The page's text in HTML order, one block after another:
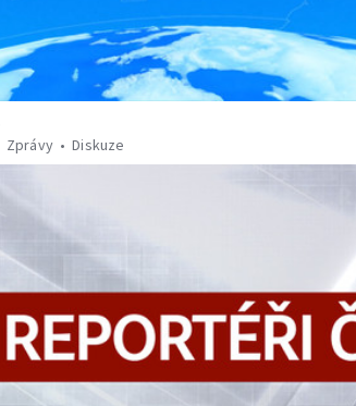
Zprávy Diskuze